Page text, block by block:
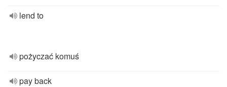
lend to
pożyczać komuś
pay back